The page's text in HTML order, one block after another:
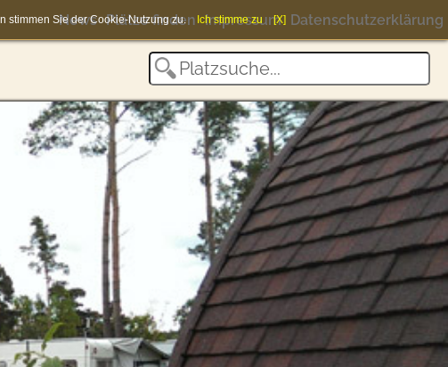
News Plätze finden Impressum Datenschutzerklärung
stimmen Sie der Cookie-Nutzung zu. Ich stimme zu [X]